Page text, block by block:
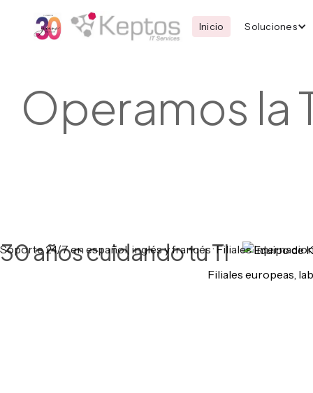
Inicio Soluciones
Operamos la
30 años cuidando tu TI
Soporte 24/7 en español, inglés y francés · Filiales
Filiales europeas,